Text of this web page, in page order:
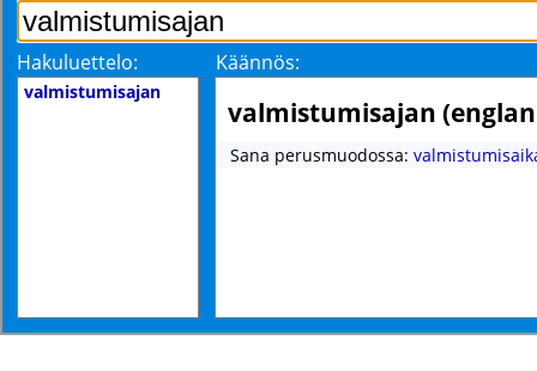
Hakuluettelo: Käännös:
valmistumisajan
valmistumisajan
Sana perusmuodossa: